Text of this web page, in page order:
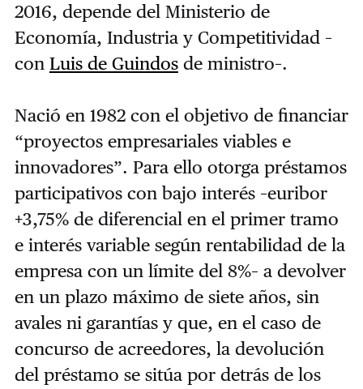
2016, depende del Ministerio de
Economía, Industria y Competitividad –
con Luis de Guindosde ministro–.
Nació en 1982 con el objetivo de financiar
“proyectos empresariales viables e
innovadores”. Para ello otorga préstamos
participativos con bajo interés –euribor
+3,75% de diferencial en el primer tramo
e interés variable según rentabilidad de la
empresa con un límite del 8%– a devolver
en un plazo máximo de siete años, sin
avales ni garantías y que, en el caso de
concurso de acreedores, la devolución
del préstamo se sitúa por detrás de los